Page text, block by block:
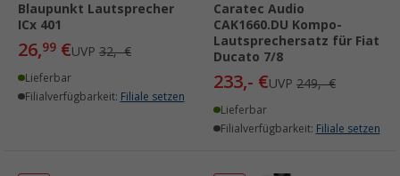
Blaupunkt Lautsprecher
ICx 401
26,99 €UVP 32,- €
Lieferbar
Filialverfügbarkeit: Filiale setzen
Caratec Audio
CAK1660.DU Kompo-
Lautsprechersatz für Fiat
Ducato 7/8
233,- €UVP 249,- €
Lieferbar
Filialverfügbarkeit: Filiale setzen